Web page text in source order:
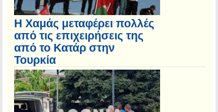
Η Χαμάς μεταφέρει πολλές
από τις επιχειρήσεις της
από το Κατάρ στην
Τουρκία